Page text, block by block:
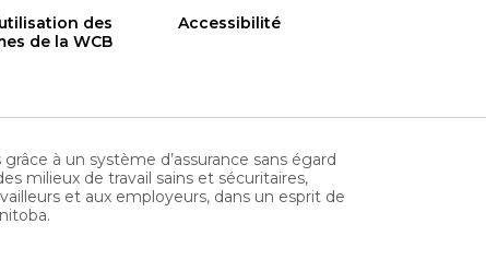
des
de la WCB
Accessibilité
à un système d’assurance sans égard
milieux de travail sains et sécuritaires,
et aux employeurs, dans un esprit de